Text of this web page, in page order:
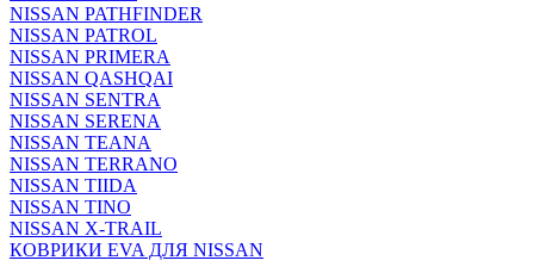
NISSAN PATHFINDER
NISSAN PATROL
NISSAN PRIMERA
NISSAN QASHQAI
NISSAN SENTRA
NISSAN SERENA
NISSAN TEANA
NISSAN TERRANO
NISSAN TIIDA
NISSAN TINO
NISSAN X-TRAIL
КОВРИКИ EVA ДЛЯ NISSAN